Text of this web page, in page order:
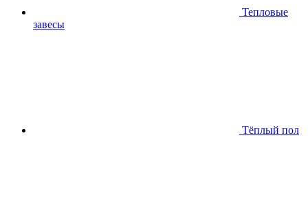
Тепловые
завесы
Тёплый пол